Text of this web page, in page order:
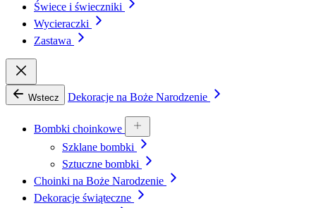
Świece i świeczniki
Wycieraczki
Zastawa
Wstecz Dekoracje na Boże Narodzenie
Bombki choinkowe
Szklane bombki
Sztuczne bombki
Choinki na Boże Narodzenie
Dekoracje świąteczne